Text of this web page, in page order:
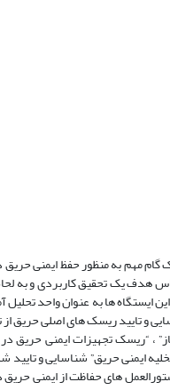
مهم به منظور حفظ ایمنی
هدف یک تحقیق کاربردی و به
ها به عنوان واحد تحلیل
تایید ریسک های اصلی حریق از
، “ریسک تجهیزات ایمنی حریق
ایمنی حریق” شناسایی و تایید
های حفاظت از ایمنی